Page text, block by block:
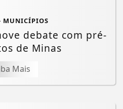
MUNICÍPIOS
debate com pré-
de Minas
Mais